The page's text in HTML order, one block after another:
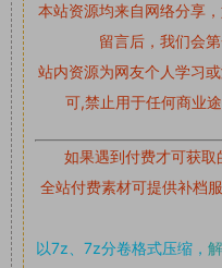
本站资源均来自网络分享
留言后，我们会
站内资源为网友个人学习
可,禁止用于任何商业
如果遇到付费才可获取
全站付费素材可提供补档
以7z、7z分卷格式压缩，